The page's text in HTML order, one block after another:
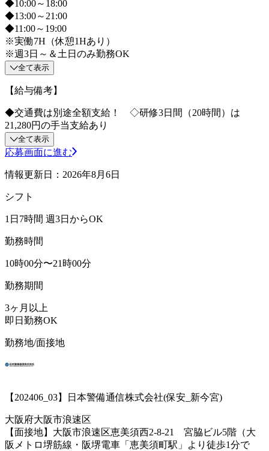
◆10:00～18:00
◆13:00～21:00
◆11:00～19:00
※実働7H（休憩1Hあり）
※週3日～＆土日のみ勤務OK
全て表示
【給与備考】
◆交通費は別途全額支給！ ◇研修3日間（20時間）は
21,280円の手当支給あり
全て表示
応募画面に進む
情報更新日：2026年8月6日
シフト
1日7時間 週3日からOK
勤務時間
10時00分〜21時00分
勤務期間
3ヶ月以上
即日勤務OK
勤務地/面接地
【202406_03】日本警備通信株式会社(保安_新今宮)
大阪府大阪市浪速区
【面接地】大阪市浪速区恵美須西2-8-21 宮脇ビル5階（大
阪メトロ堺筋線・阪堺電車「恵美須町駅」より徒歩1分で